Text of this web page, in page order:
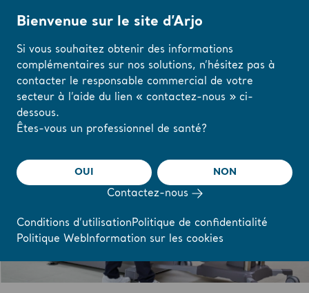
Modifiez votre
langue ici
J'AI COMPRIS
Accueil / ... / Webinaires et formations en ligne de l’Académie Arjo
Bienvenue sur le site d’Arjo
Si vous souhaitez obtenir des informations
complémentaires sur nos solutions, n’hésitez pas à
contacter le responsable commercial de votre
secteur à l’aide du lien « contactez-nous » ci-
dessous.
Êtes-vous un professionnel de santé?
OUI NON
Contactez-nous
Conditions d’utilisationPolitique de confidentialité
Politique WebInformation sur les cookies